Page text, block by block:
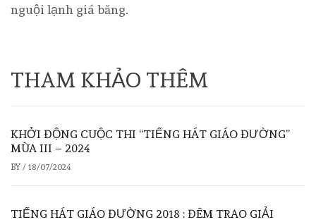
nguội lạnh giá băng.
THAM KHẢO THÊM
KHỞI ĐỘNG CUỘC THI “TIẾNG HÁT GIÁO ĐƯỜNG”
MÙA III – 2024
BY / 18/07/2024
TIẾNG HÁT GIÁO ĐƯỜNG 2018 : ĐÊM TRAO GIẢI